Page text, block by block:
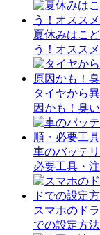
夏休みはこ
う！オスス
タイヤから
因かも！臭
車のバッテ
必要工具・注
スマホのド
での設定方